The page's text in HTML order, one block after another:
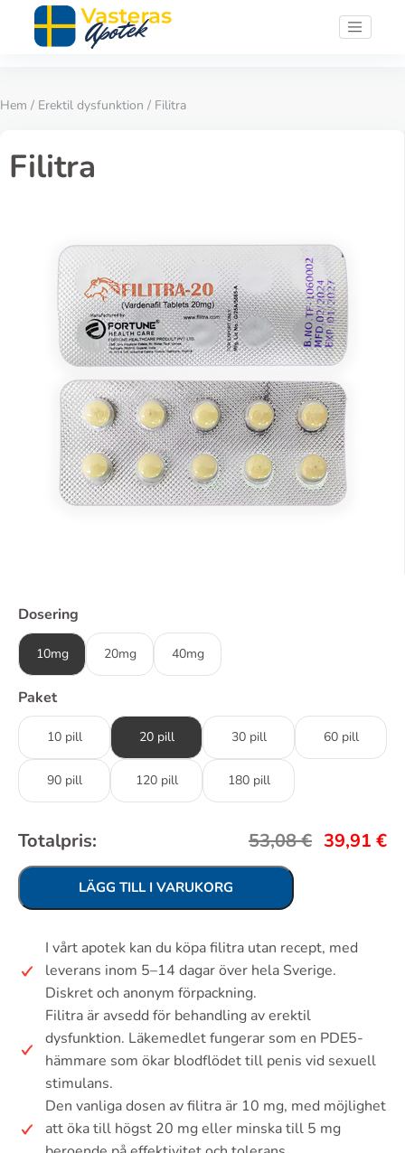
Hem / Erektil dysfunktion / Filitra
Filitra
Dosering
10mg 20mg 40mg
Paket
10 pill 20 pill 30 pill 60 pill
90 pill 120 pill 180 pill
Totalpris: 53,08€ 39,91 €
LÄGG TILL I VARUKORG
I vårt apotek kan du köpa filitra utan recept, med
leverans inom 5–14 dagar över hela Sverige.
Diskret och anonym förpackning.
Filitra är avsedd för behandling av erektil
dysfunktion. Läkemedlet fungerar som en PDE5-
hämmare som ökar blodflödet till penis vid sexuell
stimulans.
Den vanliga dosen av filitra är 10 mg, med möjlighet
att öka till högst 20 mg eller minska till 5 mg